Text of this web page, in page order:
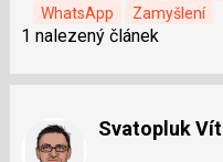
WhatsApp
Zamyšlení
1 nalezený článek
Svatopluk Vít